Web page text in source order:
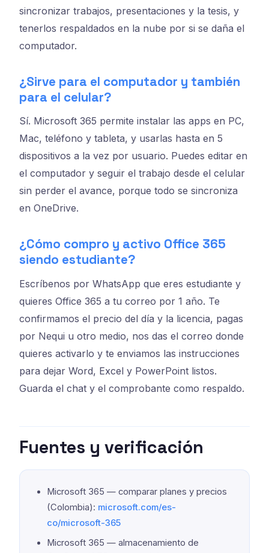
sincronizar trabajos, presentaciones y la tesis, y
tenerlos respaldados en la nube por si se daña el
computador.
¿Sirve para el computador y también
para el celular?
Sí. Microsoft 365 permite instalar las apps en PC,
Mac, teléfono y tableta, y usarlas hasta en 5
dispositivos a la vez por usuario. Puedes editar en
el computador y seguir el trabajo desde el celular
sin perder el avance, porque todo se sincroniza
en OneDrive.
¿Cómo compro y activo Office 365
siendo estudiante?
Escríbenos por WhatsApp que eres estudiante y
quieres Office 365 a tu correo por 1 año. Te
confirmamos el precio del día y la licencia, pagas
por Nequi u otro medio, nos das el correo donde
quieres activarlo y te enviamos las instrucciones
para dejar Word, Excel y PowerPoint listos.
Guarda el chat y el comprobante como respaldo.
Fuentes y verificación
Microsoft 365 — comparar planes y precios
(Colombia): microsoft.com/es-
co/microsoft-365
Microsoft 365 — almacenamiento de